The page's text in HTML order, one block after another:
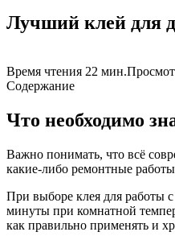
Лучший клей для
Время чтения 22 мин.
Содержание
Что необходимо
Важно понимать, что всё
какие-либо ремонтные
При выборе клея для работы
минуты при комнатной
как правильно применять и